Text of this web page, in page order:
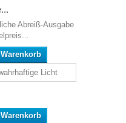
Abreiß-Ausgabe